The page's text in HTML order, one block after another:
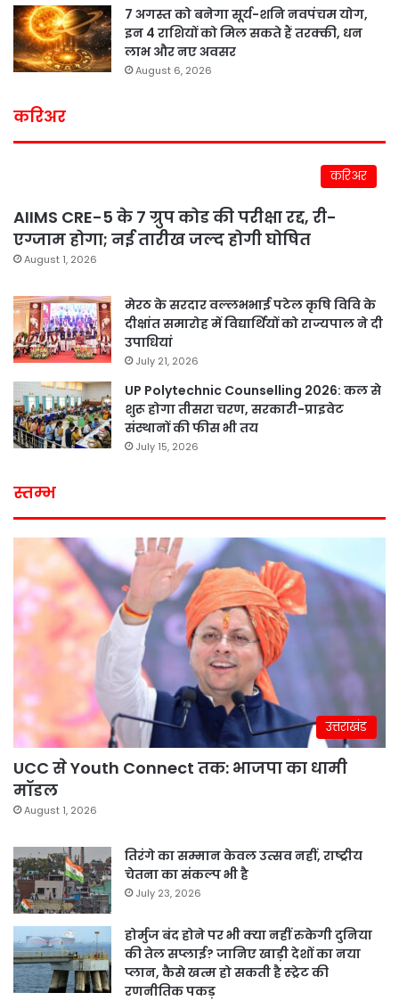
7 अगस्त को बनेगा सूर्य-शनि नवपंचम योग,
इन 4 राशियों को मिल सकते हैं तरक्की, धन
लाभ और नए अवसर
August 6, 2026
करिअर
करिअर
AIIMS CRE-5 के 7 ग्रुप कोड की परीक्षा रद्द, री-
एग्जाम होगा; नई तारीख जल्द होगी घोषित
August 1, 2026
मेरठ के सरदार वल्लभभाई पटेल कृषि विवि के
दीक्षांत समारोह में विद्यार्थियों को राज्यपाल ने दी
उपाधियां
July 21, 2026
UP Polytechnic Counselling 2026: कल से
शुरू होगा तीसरा चरण, सरकारी-प्राइवेट
संस्थानों की फीस भी तय
July 15, 2026
स्तम्भ
उत्तराखंड
UCC से Youth Connect तक: भाजपा का धामी
मॉडल
August 1, 2026
तिरंगे का सम्मान केवल उत्सव नहीं, राष्ट्रीय
चेतना का संकल्प भी है
July 23, 2026
होर्मुज बंद होने पर भी क्या नहीं रुकेगी दुनिया
की तेल सप्लाई? जानिए खाड़ी देशों का नया
प्लान, कैसे खत्म हो सकती है स्ट्रेट की
रणनीतिक पकड़